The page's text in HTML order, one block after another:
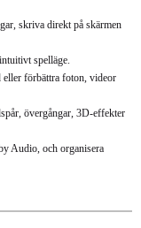
skriva direkt på skärmen
spelläge.
förbättra foton, videor
övergångar, 3D-effekter
Audio, och organisera